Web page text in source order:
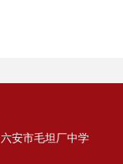
六安市毛坦厂中学